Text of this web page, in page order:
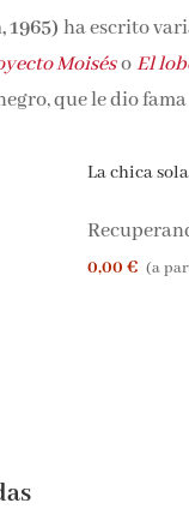
1965)ha escrito
MoisésoEl
que le dio
La chica
0,00 € (a